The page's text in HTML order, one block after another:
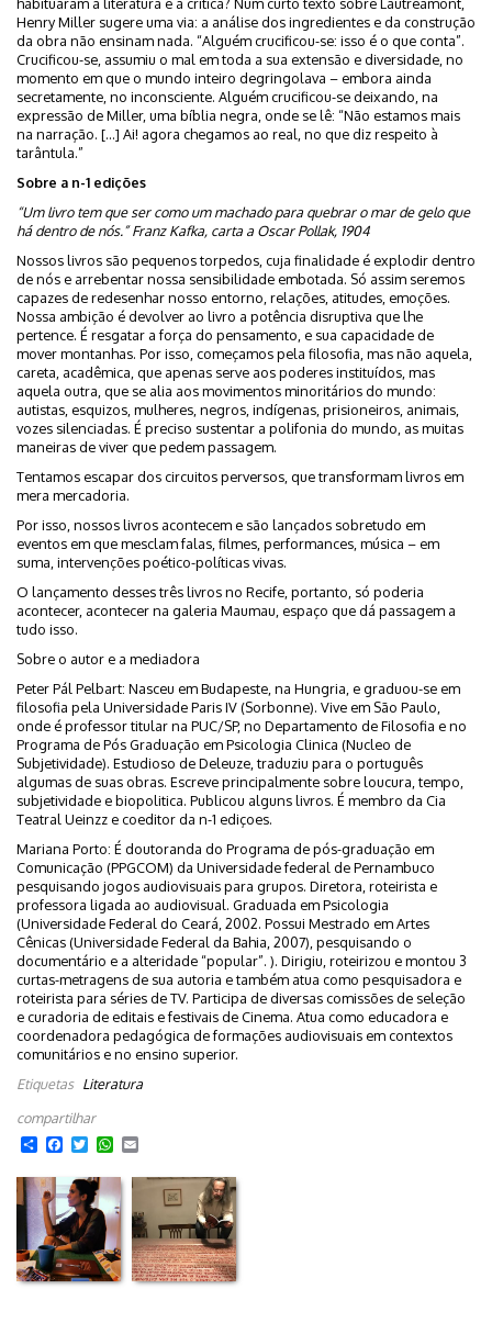
Henry Miller sugere uma via: a análise dos ingredientes e da construção
da obra não ensinam nada. “Alguém crucificou-se: isso é o que conta”.
Crucificou-se, assumiu o mal em toda a sua extensão e diversidade, no
momento em que o mundo inteiro degringolava – embora ainda
secretamente, no inconsciente. Alguém crucificou-se deixando, na
expressão de Miller, uma bíblia negra, onde se lê: “Não estamos mais
na narração. […] Ai! agora chegamos ao real, no que diz respeito à
tarântula.”
Sobre a n-1 edições
“Um livro tem que ser como um machado para quebrar o mar de gelo que
há dentro de nós.” Franz Kafka, carta a Oscar Pollak, 1904
Nossos livros são pequenos torpedos, cuja finalidade é explodir dentro
de nós e arrebentar nossa sensibilidade embotada. Só assim seremos
capazes de redesenhar nosso entorno, relações, atitudes, emoções.
Nossa ambição é devolver ao livro a potência disruptiva que lhe
pertence. É resgatar a força do pensamento, e sua capacidade de
mover montanhas. Por isso, começamos pela filosofia, mas não aquela,
careta, acadêmica, que apenas serve aos poderes instituídos, mas
aquela outra, que se alia aos movimentos minoritários do mundo:
autistas, esquizos, mulheres, negros, indígenas, prisioneiros, animais,
vozes silenciadas. É preciso sustentar a polifonia do mundo, as muitas
maneiras de viver que pedem passagem.
Tentamos escapar dos circuitos perversos, que transformam livros em
mera mercadoria.
Por isso, nossos livros acontecem e são lançados sobretudo em
eventos em que mesclam falas, filmes, performances, música – em
suma, intervenções poético-políticas vivas.
O lançamento desses três livros no Recife, portanto, só poderia
acontecer, acontecer na galeria Maumau, espaço que dá passagem a
tudo isso.
Sobre o autor e a mediadora
Peter Pál Pelbart: Nasceu em Budapeste, na Hungria, e graduou-se em
filosofia pela Universidade Paris IV (Sorbonne). Vive em São Paulo,
onde é professor titular na PUC/SP, no Departamento de Filosofia e no
Programa de Pós Graduação em Psicologia Clinica (Nucleo de
Subjetividade). Estudioso de Deleuze, traduziu para o português
algumas de suas obras. Escreve principalmente sobre loucura, tempo,
subjetividade e biopolitica. Publicou alguns livros. É membro da Cia
Teatral Ueinzz e coeditor da n-1 ediçoes.
Mariana Porto: É doutoranda do Programa de pós-graduação em
Comunicação (PPGCOM) da Universidade federal de Pernambuco
pesquisando jogos audiovisuais para grupos. Diretora, roteirista e
professora ligada ao audiovisual. Graduada em Psicologia
(Universidade Federal do Ceará, 2002. Possui Mestrado em Artes
Cênicas (Universidade Federal da Bahia, 2007), pesquisando o
documentário e a alteridade “popular”. ). Dirigiu, roteirizou e montou 3
curtas-metragens de sua autoria e também atua como pesquisadora e
roteirista para séries de TV. Participa de diversas comissões de seleção
e curadoria de editais e festivais de Cinema. Atua como educadora e
coordenadora pedagógica de formações audiovisuais em contextos
comunitários e no ensino superior.
Etiquetas Literatura
ShareFacebook
TwitterWhatsApp